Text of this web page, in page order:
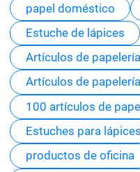
papel doméstico
Estuche de lápices
Artículos de
Artículos de
100 artículos de
Estuches para
productos de oficina